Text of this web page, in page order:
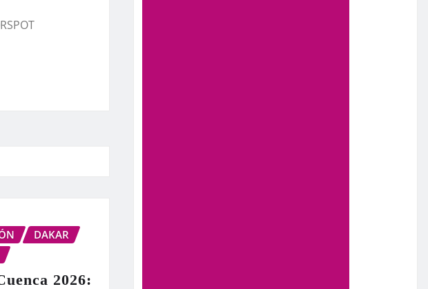
DAKAR
2026: